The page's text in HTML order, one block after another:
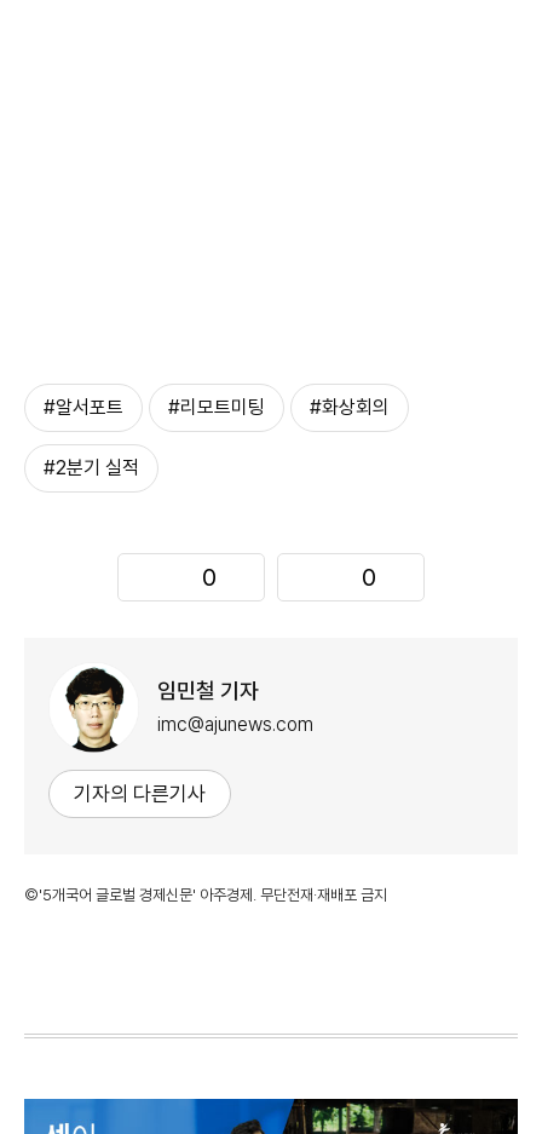
#알서포트 #리모트미팅 #화상회의
#2분기 실적
0 0
임민철 기자
imc@ajunews.com
기자의 다른기사
©'5개국어 글로벌 경제신문' 아주경제. 무단전재·재배포 금지